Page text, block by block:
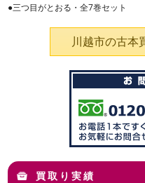
●三つ目がとおる・全7巻セット
川越市の古本
買取り実績